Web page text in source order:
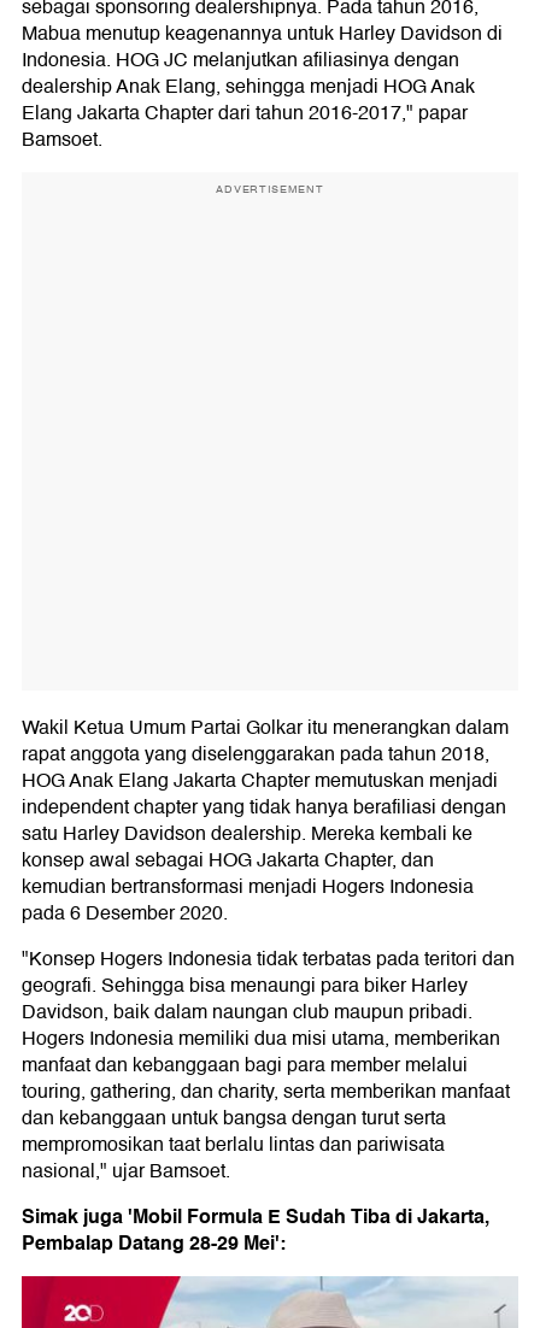
sebagai sponsoring dealershipnya. Pada tahun 2016,
Mabua menutup keagenannya untuk Harley Davidson di
Indonesia. HOG JC melanjutkan afiliasinya dengan
dealership Anak Elang, sehingga menjadi HOG Anak
Elang Jakarta Chapter dari tahun 2016-2017," papar
Bamsoet.
ADVERTISEMENT
Wakil Ketua Umum Partai Golkar itu menerangkan dalam
rapat anggota yang diselenggarakan pada tahun 2018,
HOG Anak Elang Jakarta Chapter memutuskan menjadi
independent chapter yang tidak hanya berafiliasi dengan
satu Harley Davidson dealership. Mereka kembali ke
konsep awal sebagai HOG Jakarta Chapter, dan
kemudian bertransformasi menjadi Hogers Indonesia
pada 6 Desember 2020.
"Konsep Hogers Indonesia tidak terbatas pada teritori dan
geografi. Sehingga bisa menaungi para biker Harley
Davidson, baik dalam naungan club maupun pribadi.
Hogers Indonesia memiliki dua misi utama, memberikan
manfaat dan kebanggaan bagi para member melalui
touring, gathering, dan charity, serta memberikan manfaat
dan kebanggaan untuk bangsa dengan turut serta
mempromosikan taat berlalu lintas dan pariwisata
nasional," ujar Bamsoet.
Simak juga 'Mobil Formula E Sudah Tiba di Jakarta,
Pembalap Datang 28-29 Mei':